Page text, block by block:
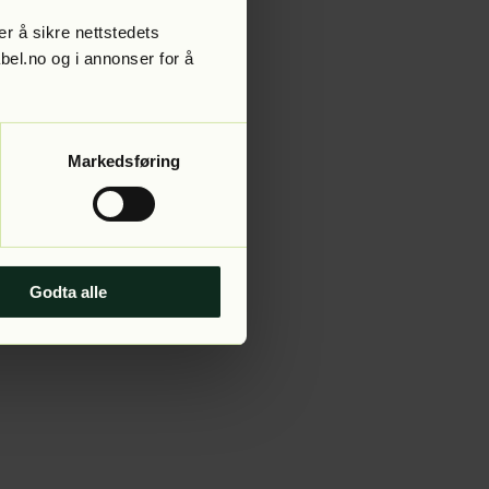
å sikre nettstedets
og i annonser for å
Markedsføring
Godta alle